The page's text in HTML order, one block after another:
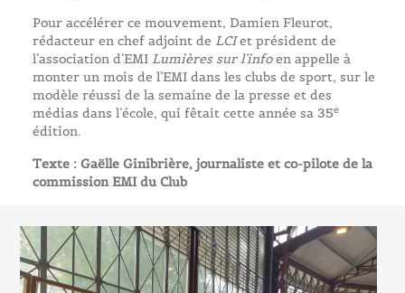
Pour accélérer ce mouvement, Damien Fleurot,
rédacteur en chef adjoint de LCIet président de
l’association d’EMI Lumières sur l’infoen appelle à
monter un mois de l’EMI dans les clubs de sport, sur le
modèle réussi de la semaine de la presse et des
médias dans l’école, qui fêtait cette année sa 35e
édition.
Texte : Gaëlle Ginibrière, journaliste et co-pilote de la
commission EMI du Club